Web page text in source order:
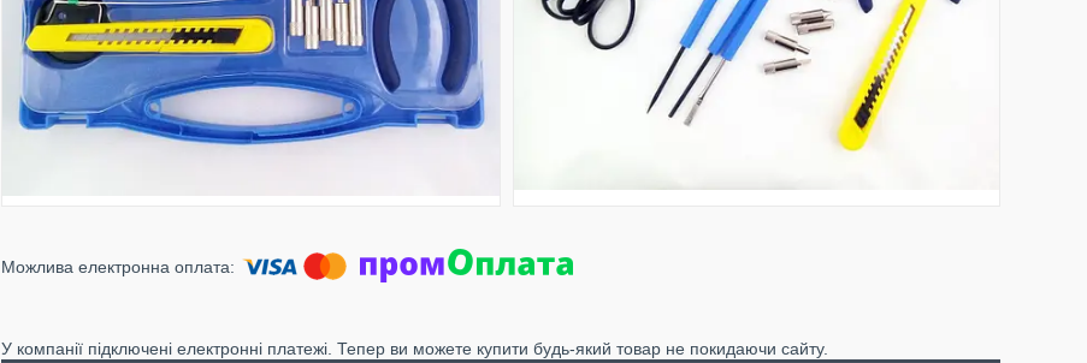
У компанії підключені електронні платежі. Тепер ви можете купити будь-який товар не покидаючи сайту.